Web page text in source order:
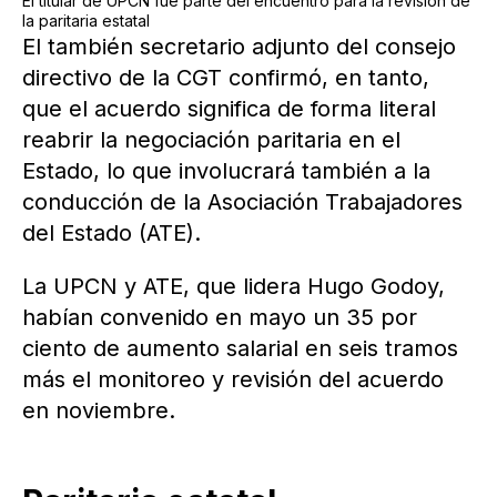
la paritaria estatal
El también secretario adjunto del consejo
directivo de la CGT confirmó, en tanto,
que el acuerdo significa de forma literal
reabrir la negociación paritaria en el
Estado, lo que involucrará también a la
conducción de la Asociación Trabajadores
del Estado (ATE).
La UPCN y ATE, que lidera Hugo Godoy,
habían convenido en mayo un 35 por
ciento de aumento salarial en seis tramos
más el monitoreo y revisión del acuerdo
en noviembre.